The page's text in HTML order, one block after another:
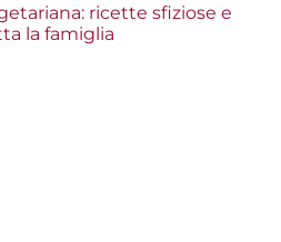
ricette sfiziose e
la famiglia